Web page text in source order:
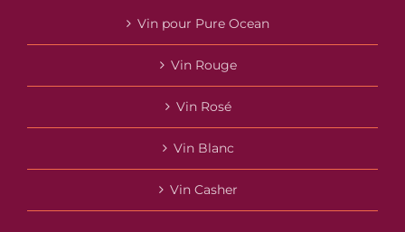
Vin pour Pure Ocean
Vin Rouge
Vin Rosé
Vin Blanc
Vin Casher